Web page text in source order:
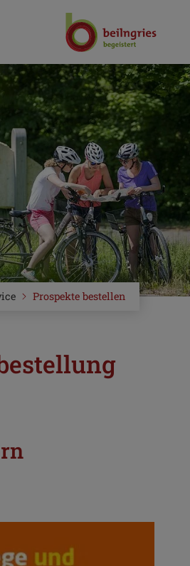
Prospekte bestellen